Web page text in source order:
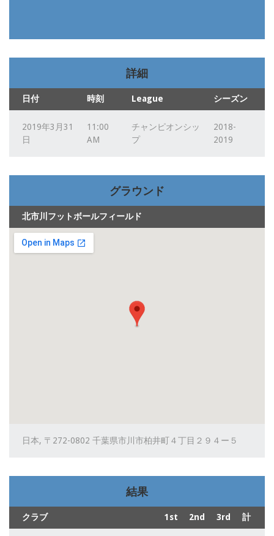
詳細
日付 時刻 League シーズン
2019年3月31
日
11:00
AM
チャンピオンシッ
プ
2018-
2019
グラウンド
北市川フットボールフィールド
日本, 〒272-0802 千葉県市川市柏井町４丁目２９４ー５
結果
クラブ 1st 2nd 3rd 計